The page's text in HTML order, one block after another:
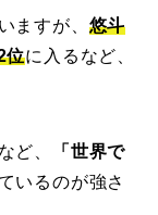
ますが、 悠斗
位に入るなど、
ど、
「世界で
いるのが強さ